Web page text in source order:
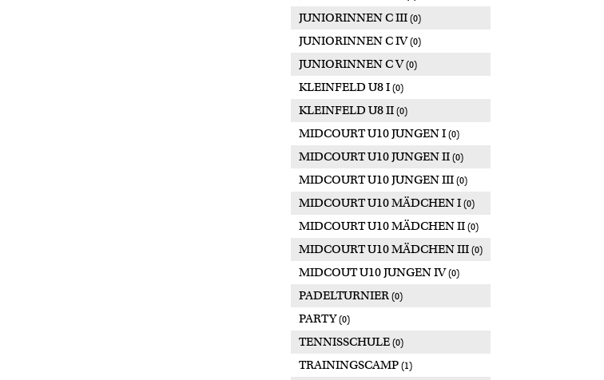
JUNIORINNEN C III (0)
JUNIORINNEN C IV(0)
JUNIORINNEN C V(0)
KLEINFELD U8 I (0)
KLEINFELD U8 II (0)
MIDCOURT U10 JUNGEN I (0)
MIDCOURT U10 JUNGEN II (0)
MIDCOURT U10 JUNGEN III (0)
MIDCOURT U10 MÄDCHEN I (0)
MIDCOURT U10 MÄDCHEN II (0)
MIDCOURT U10 MÄDCHEN III (0)
MIDCOUT U10 JUNGEN IV(0)
PADELTURNIER (0)
PARTY(0)
TENNISSCHULE (0)
TRAININGSCAMP (1)